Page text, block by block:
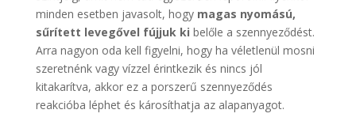
minden esetben javasolt, hogy magas nyomású,
sűrített levegővel fújjuk ki belőle a szennyeződést.
Arra nagyon oda kell figyelni, hogy ha véletlenül mosni
szeretnénk vagy vízzel érintkezik és nincs jól
kitakarítva, akkor ez a porszerű szennyeződés
reakcióba léphet és károsíthatja az alapanyagot.